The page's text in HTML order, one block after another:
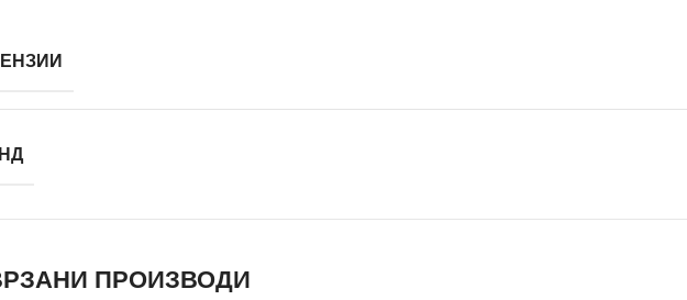
ПРОИЗВОДИ